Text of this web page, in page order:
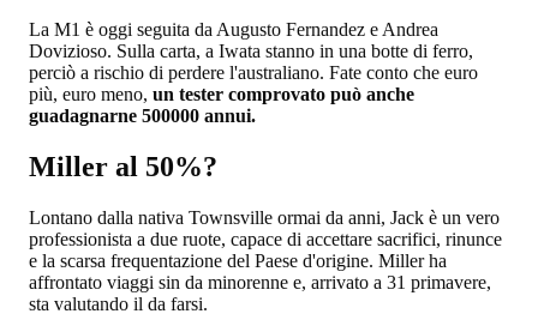
La M1 è oggi seguita da Augusto Fernandez e Andrea
Dovizioso. Sulla carta, a Iwata stanno in una botte di ferro,
perciò a rischio di perdere l'australiano. Fate conto che euro
più, euro meno, un tester comprovato può anche
guadagnarne 500000 annui.
Miller al 50%?
Lontano dalla nativa Townsville ormai da anni, Jack è un vero
professionista a due ruote, capace di accettare sacrifici, rinunce
e la scarsa frequentazione del Paese d'origine. Miller ha
affrontato viaggi sin da minorenne e, arrivato a 31 primavere,
sta valutando il da farsi.